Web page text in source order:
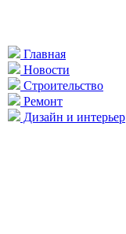
Главная
Новости
Строительство
Ремонт
Дизайн и интерьер